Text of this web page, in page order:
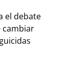
el debate
cambiar